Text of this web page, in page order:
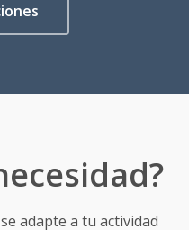
adapte a tu actividad